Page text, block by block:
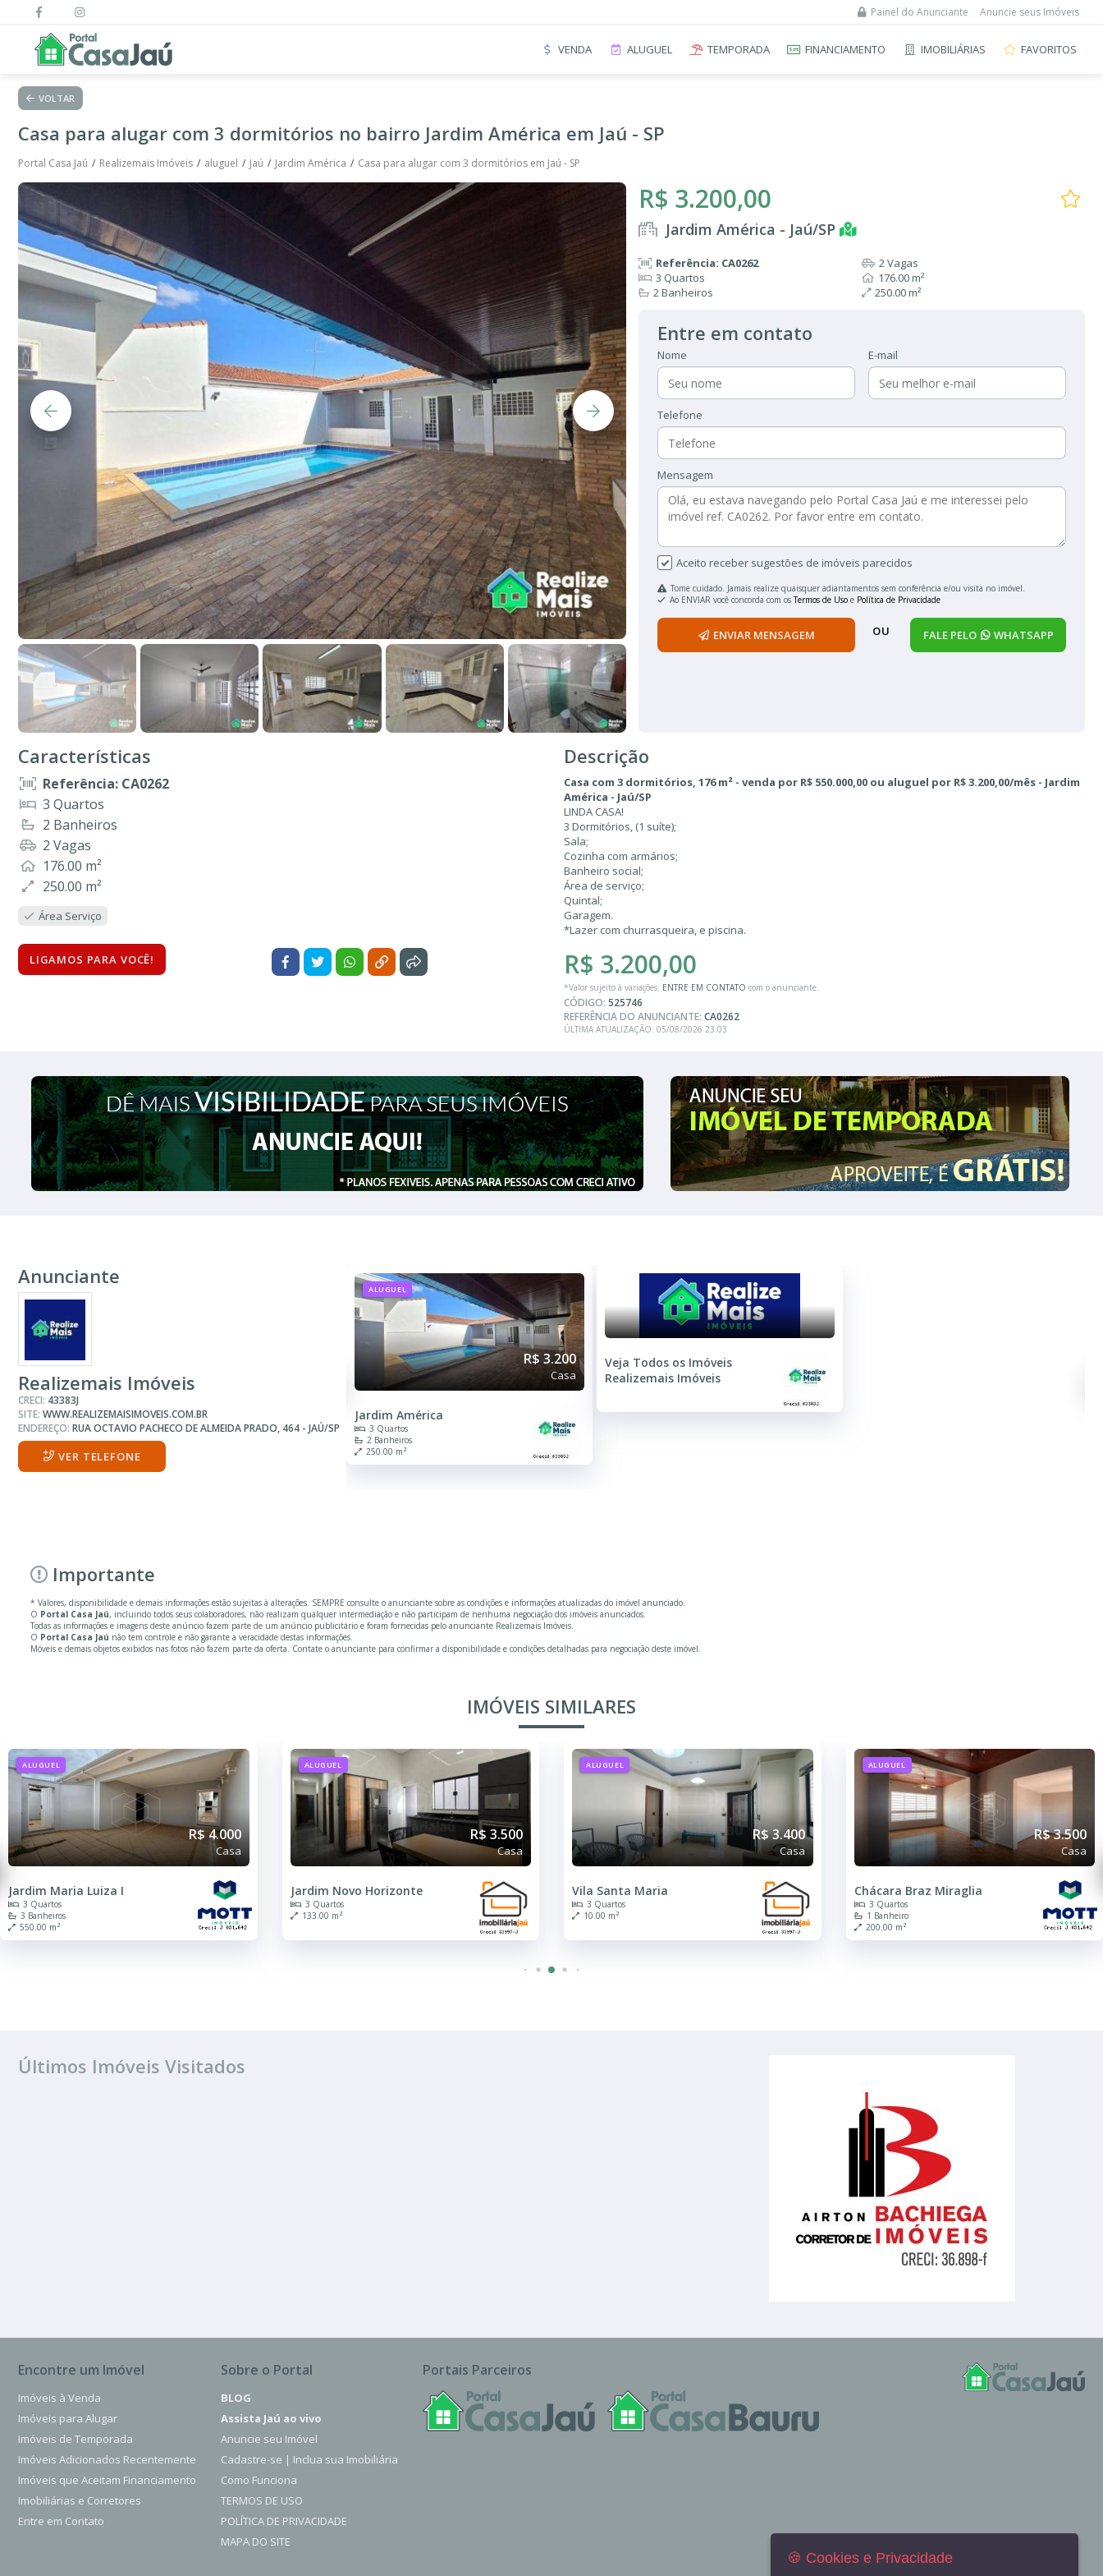
Painel do Anunciante Anuncie seus Imóveis
VENDA ALUGUEL TEMPORADA FINANCIAMENTO IMOBILIÁRIAS FAVORITOS
VOLTAR
Casa para alugar com 3 dormitórios no bairro Jardim América em Jaú - SP
Portal Casa Jaú Realizemais Imóveis aluguel Jaú Jardim América Casa para alugar com 3 dormitórios em Jaú - SP
R$ 3.200,00
Jardim América - Jaú/SP
Referência: CA0262
3 Quartos
2 Banheiros
2 Vagas
176.00 m²
250.00 m²
Entre em contato
Nome E-mail
Telefone
Mensagem
Aceito receber sugestões de imóveis parecidos
Tome cuidado. Jamais realize quaisquer adiantamentos sem conferência e/ou visita no imóvel.
Ao ENVIAR você concorda com osTermos de Uso e Política de Privacidade
ENVIAR MENSAGEM OU FALE PELO WHATSAPP
Características
Referência: CA0262
3 Quartos
2 Banheiros
2 Vagas
176.00 m²
250.00 m²
Área Serviço
LIGAMOS PARA VOCÊ!
Descrição
Casa com 3 dormitórios, 176 m² - venda por R$ 550.000,00 ou aluguel por R$ 3.200,00/mês - Jardim
América - Jaú/SP
LINDA CASA!
3 Dormitórios, (1 suíte);
Sala;
Cozinha com armários;
Banheiro social;
Área de serviço;
Quintal;
Garagem.
*Lazer com churrasqueira, e piscina.
R$ 3.200,00
*Valor sujeito à variações. ENTRE EM CONTATO com o anunciante.
CÓDIGO: 525746
REFERÊNCIA DO ANUNCIANTE: CA0262
ÚLTIMA ATUALIZAÇÃO: 05/08/2026 23:03
Anunciante
Realizemais Imóveis
CRECI: 43383J
SITE: WWW.REALIZEMAISIMOVEIS.COM.BR
ENDEREÇO: RUA OCTAVIO PACHECO DE ALMEIDA PRADO, 464 - JAÚ/SP
VER TELEFONE
ALUGUEL
R$ 3.200
Casa
Jardim América
3 Quartos
2 Banheiros
250.00 m²
Veja Todos os Imóveis
Realizemais Imóveis
Importante
* Valores, disponibilidade e demais informações estão sujeitas à alterações. SEMPRE consulte o anunciante sobre as condições e informações atualizadas do imóvel anunciado.
O Portal Casa Jaú, incluindo todos seus colaboradores, não realizam qualquer intermediação e não participam de nenhuma negociação dos imóveis anunciados.
Todas as informações e imagens deste anúncio fazem parte de um anúncio publicitário e foram fornecidas pelo anunciante Realizemais Imóveis.
O Portal Casa Jaú não tem controle e não garante a veracidade destas informações.
Móveis e demais objetos exibidos nas fotos não fazem parte da oferta. Contate o anunciante para confirmar a disponibilidade e condições detalhadas para negociação deste imóvel.
IMÓVEIS SIMILARES
ALUGUEL
R$ 4.000
Casa
Jardim Maria Luiza I
3 Quartos
3 Banheiros
550.00 m²
ALUGUEL
R$ 3.500
Casa
Jardim Novo Horizonte
3 Quartos
133.00 m²
ALUGUEL
R$ 3.400
Casa
Vila Santa Maria
3 Quartos
10.00 m²
ALUGUEL
R$ 3.500
Casa
Chácara Braz Miraglia
3 Quartos
1 Banheiro
200.00 m²
Últimos Imóveis Visitados
Encontre um Imóvel
Imóveis à Venda
Imóveis para Alugar
Imóveis de Temporada
Imóveis Adicionados Recentemente
Imóveis que Aceitam Financiamento
Imobiliárias e Corretores
Entre em Contato
Sobre o Portal
BLOG
Assista Jaú ao vivo
Anuncie seu Imóvel
Cadastre-se | Inclua sua Imobiliária
Como Funciona
TERMOS DE USO
POLÍTICA DE PRIVACIDADE
MAPA DO SITE
Portais Parceiros
🍪 Cookies e Privacidade